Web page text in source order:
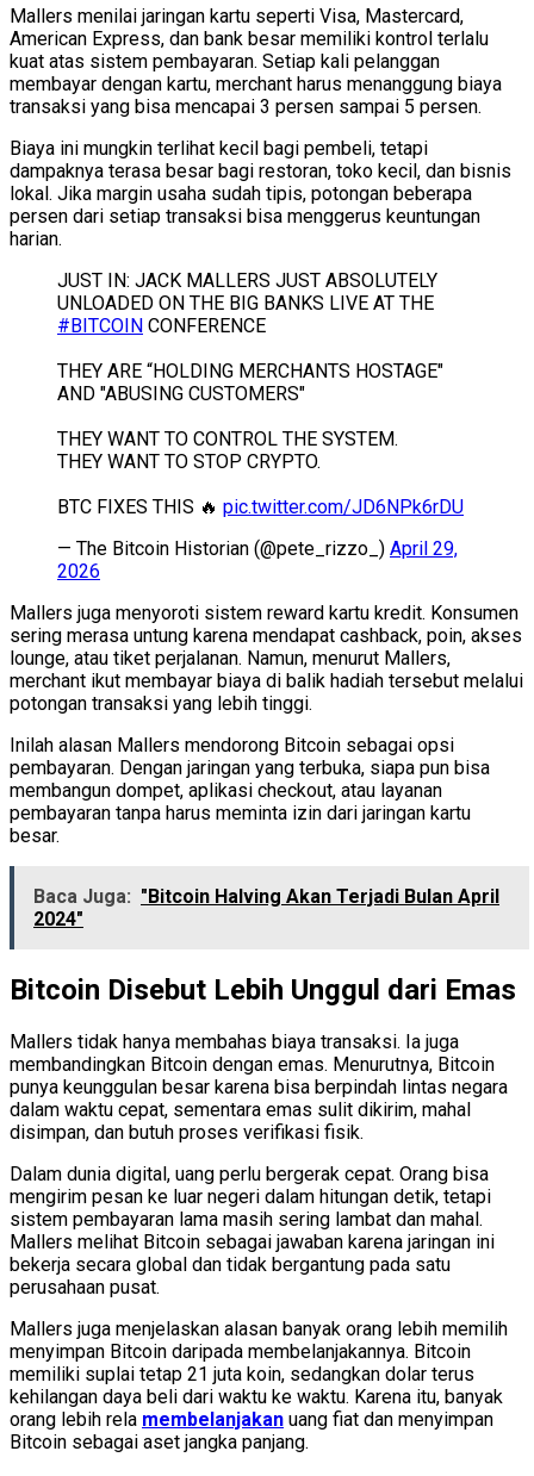
Mallers menilai jaringan kartu seperti Visa, Mastercard,
American Express, dan bank besar memiliki kontrol terlalu
kuat atas sistem pembayaran. Setiap kali pelanggan
membayar dengan kartu, merchant harus menanggung biaya
transaksi yang bisa mencapai 3 persen sampai 5 persen.
Biaya ini mungkin terlihat kecil bagi pembeli, tetapi
dampaknya terasa besar bagi restoran, toko kecil, dan bisnis
lokal. Jika margin usaha sudah tipis, potongan beberapa
persen dari setiap transaksi bisa menggerus keuntungan
harian.
JUST IN: JACK MALLERS JUST ABSOLUTELY
UNLOADED ON THE BIG BANKS LIVE AT THE
#BITCOIN CONFERENCE
THEY ARE “HOLDING MERCHANTS HOSTAGE"
AND "ABUSING CUSTOMERS"
THEY WANT TO CONTROL THE SYSTEM.
THEY WANT TO STOP CRYPTO.
BTC FIXES THIS 🔥 pic.twitter.com/JD6NPk6rDU
— The Bitcoin Historian (@pete_rizzo_) April 29,
2026
Mallers juga menyoroti sistem reward kartu kredit. Konsumen
sering merasa untung karena mendapat cashback, poin, akses
lounge, atau tiket perjalanan. Namun, menurut Mallers,
merchant ikut membayar biaya di balik hadiah tersebut melalui
potongan transaksi yang lebih tinggi.
Inilah alasan Mallers mendorong Bitcoin sebagai opsi
pembayaran. Dengan jaringan yang terbuka, siapa pun bisa
membangun dompet, aplikasi checkout, atau layanan
pembayaran tanpa harus meminta izin dari jaringan kartu
besar.
Baca Juga: "Bitcoin Halving Akan Terjadi Bulan April
2024"
Bitcoin Disebut Lebih Unggul dari Emas
Mallers tidak hanya membahas biaya transaksi. Ia juga
membandingkan Bitcoin dengan emas. Menurutnya, Bitcoin
punya keunggulan besar karena bisa berpindah lintas negara
dalam waktu cepat, sementara emas sulit dikirim, mahal
disimpan, dan butuh proses verifikasi fisik.
Dalam dunia digital, uang perlu bergerak cepat. Orang bisa
mengirim pesan ke luar negeri dalam hitungan detik, tetapi
sistem pembayaran lama masih sering lambat dan mahal.
Mallers melihat Bitcoin sebagai jawaban karena jaringan ini
bekerja secara global dan tidak bergantung pada satu
perusahaan pusat.
Mallers juga menjelaskan alasan banyak orang lebih memilih
menyimpan Bitcoin daripada membelanjakannya. Bitcoin
memiliki suplai tetap 21 juta koin, sedangkan dolar terus
kehilangan daya beli dari waktu ke waktu. Karena itu, banyak
orang lebih rela membelanjakan uang fiat dan menyimpan
Bitcoin sebagai aset jangka panjang.